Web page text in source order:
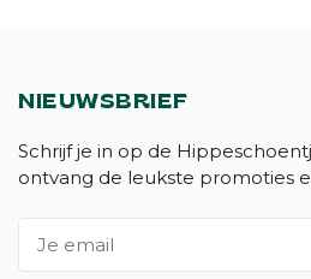
NIEUWSBRIEF
Schrijf je in op de
ontvang de leukste promoties